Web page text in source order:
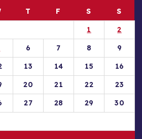
T F S
S
1
2
6 7 8
9
13 14 15
16
20 21 22
23
27 28 29
30